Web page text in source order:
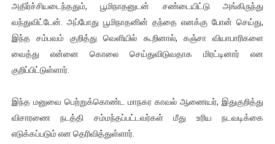
அதிர்ச்சியடைந்ததும், பூமிநாதனுடன் சண்டையிட்டு அங்கிருந்து
வந்துவிட்டேன். அப்போது பூமிநாதனின் தந்தை எனக்கு போன் செய்து,
இந்த சம்பவம் குறித்து வெளியில் கூறினால், கஞ்சா வியாபாரிகளை
வைத்து என்னை கொலை செய்துவிடுவதாக மிரட்டினார் என
குறிப்பிட்டுள்ளார்.
இந்த மனுவை பெற்றுக்கொண்ட மாநகர காவல் ஆணையர், இதுகுறித்து
விசாரணை நடத்தி சம்மந்தப்பட்டவர்கள் மீது உரிய நடவடிக்கை
எடுக்கப்படும் என தெரிவித்துள்ளார்.